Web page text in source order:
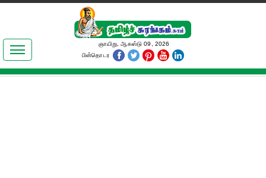
இலக்கியங்கள்
தமிழ் உலகம்
ஞாயிறு, ஆகஸ்டு 09, 2026
பின்தொடர